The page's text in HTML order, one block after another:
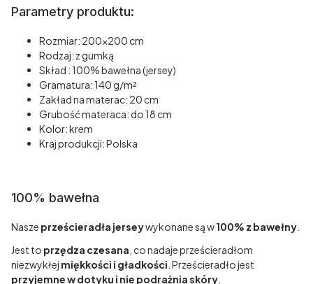
Parametry produktu:
Rozmiar: 200x200 cm
Rodzaj: z gumką
Skład : 100% bawełna (jersey)
Gramatura: 140 g/m²
Zakład na materac: 20 cm
Grubość materaca: do 18 cm
Kolor: krem
Kraj produkcji: Polska
100% bawełna
Nasze prześcieradła jerseywykonane są w100% z bawełny
Jest to przędza czesana , co nadaje prześcieradłom
niezwykłej miękkości i gładkości . Prześcieradło jest
przyjemne w dotyku i nie podrażnia skóry